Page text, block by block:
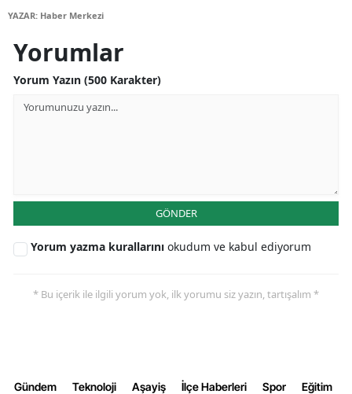
YAZAR: Haber Merkezi
Yorumlar
Yorum Yazın (500 Karakter)
GÖNDER
Yorum yazma kurallarını okudum ve kabul ediyorum
* Bu içerik ile ilgili yorum yok, ilk yorumu siz yazın, tartışalım *
Gündem Teknoloji Aşayiş İlçe Haberleri Spor Eğitim